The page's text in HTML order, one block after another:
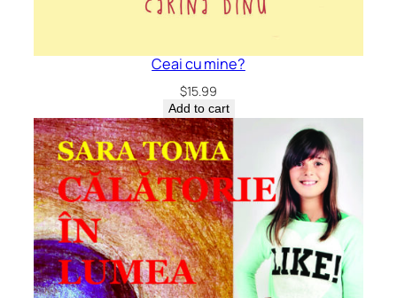
Ceai cu mine?
$15.99
Add to cart